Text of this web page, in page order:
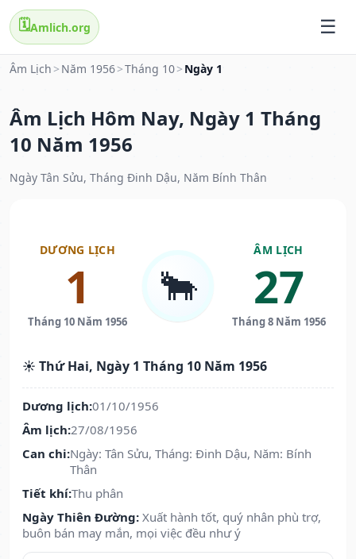
🗓️Amlich.org
Âm Lịch > Năm 1956>Tháng 10> Ngày 1
Âm Lịch Hôm Nay, Ngày 1 Tháng
10 Năm 1956
Ngày Tân Sửu, Tháng Đinh Dậu, Năm Bính Thân
DƯƠNG LỊCH
1
Tháng 10 Năm 1956
🐂
ÂM LỊCH
27
Tháng 8 Năm 1956
☀️ Thứ Hai, Ngày 1 Tháng 10 Năm 1956
Dương lịch:01/10/1956
Âm lịch:27/08/1956
Can chi:Ngày: Tân Sửu, Tháng: Đinh Dậu, Năm: Bính
Thân
Tiết khí:Thu phân
Ngày Thiên Đường: Xuất hành tốt, quý nhân phù trợ,
buôn bán may mắn, mọi việc đều như ý